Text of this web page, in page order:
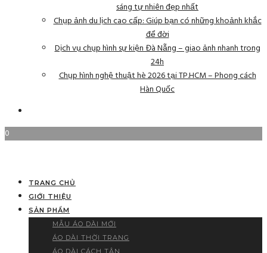
sáng tự nhiên đẹp nhất
Chụp ảnh du lịch cao cấp: Giúp bạn có những khoảnh khắc
để đời
Dịch vụ chụp hình sự kiện Đà Nẵng – giao ảnh nhanh trong
24h
Chụp hình nghệ thuật hè 2026 tại TP.HCM – Phong cách
Hàn Quốc
0
TRANG CHỦ
GIỚI THIỆU
SẢN PHẨM
MẪU ÁO DÀI MỚI
ÁO DÀI THỜI TRANG
ÁO DÀI CÁCH TÂN